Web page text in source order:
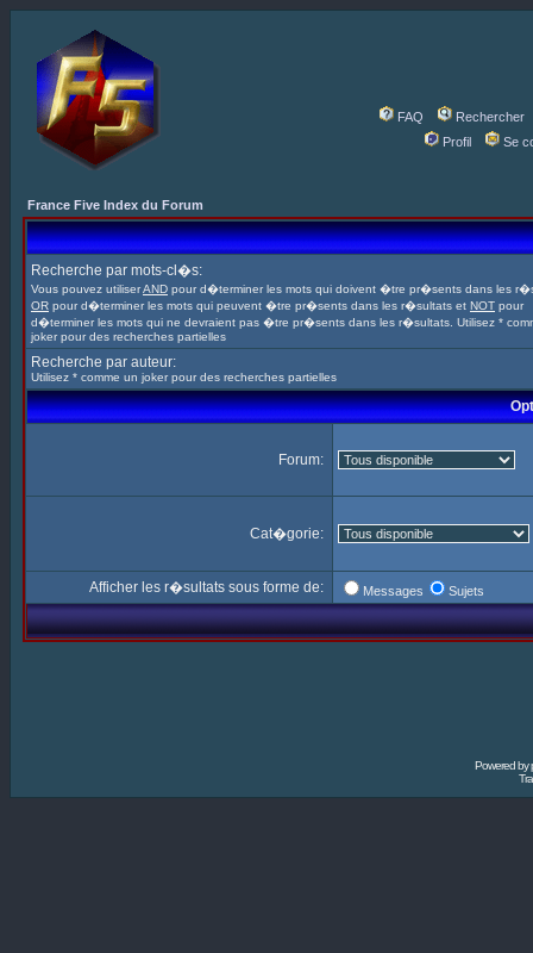
FAQ
Rechercher
Profil
Se
France Five Index du Forum
Recherche par mots-cl�s:
Vous pouvez utiliserAND pour d�terminer les mots qui doivent �tre pr�sents dans les
OR pour d�terminer les mots qui peuvent �tre pr�sents dans les r�sultats et NOT pour
d�terminer les mots qui ne devraient pas �tre pr�sents dans les r�sultats. Utilisez *
joker pour des recherches partielles
Recherche par auteur:
Utilisez * comme un joker pour des recherches partielles
Forum:
Cat�gorie:
Afficher les r�sultats sous forme de: Messages Sujets
Powered by